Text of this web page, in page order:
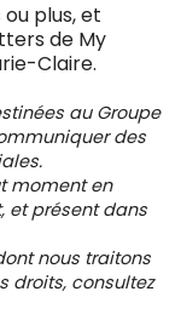
plus, et
de My
Claire.
au Groupe
des
moment en
et présent dans
nous traitons
droits, consultez